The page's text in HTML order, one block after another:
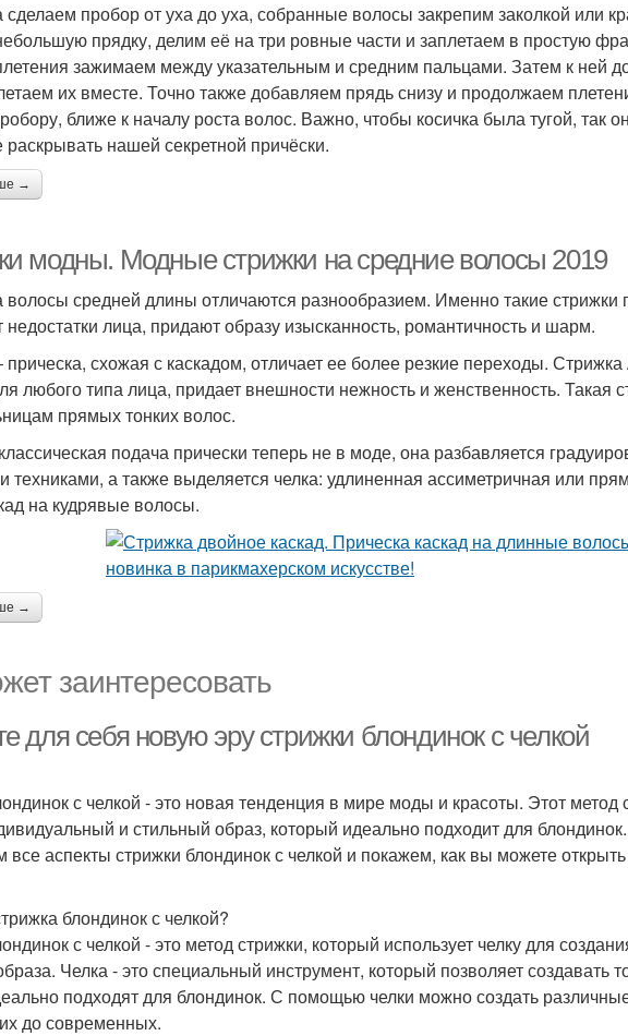
пробор от уха до уха, собранные волосы закрепим заколкой или
прядку, делим её на три ровные части и заплетаем в простую
зажимаем между указательным и средним пальцами. Затем к ней
их вместе. Точно также добавляем прядь снизу и продолжаем
ближе к началу роста волос. Важно, чтобы косичка была тугой, так
раскрывать нашей секретной причёски.
→
модны. Модные стрижки на средние волосы 2019
средней длины отличаются разнообразием. Именно такие стрижки
лица, придают образу изысканность, романтичность и шарм.
схожая с каскадом, отличает ее более резкие переходы.
любого типа лица, придает внешности нежность и женственность. Такая
прямых тонких волос.
подача прически теперь не в моде, она разбавляется
техниками, а также выделяется челка: удлиненная ассиметричная или
на кудрявые волосы.
→
заинтересовать
для себя новую эру стрижки блондинок с челкой
с челкой - это новая тенденция в мире моды и красоты. Этот метод
и стильный образ, который идеально подходит для
все аспекты стрижки блондинок с челкой и покажем, как вы можете
блондинок с челкой?
с челкой - это метод стрижки, который использует челку для
Челка - это специальный инструмент, который позволяет создавать
подходят для блондинок. С помощью челки можно создать
до современных.